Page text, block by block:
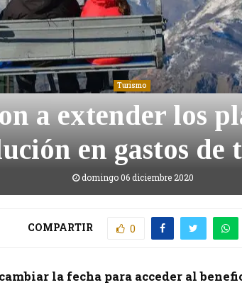
Turismo
a extender los
en gastos de
domingo 06 diciembre 2020
COMPARTIR 0
la fecha para acceder al